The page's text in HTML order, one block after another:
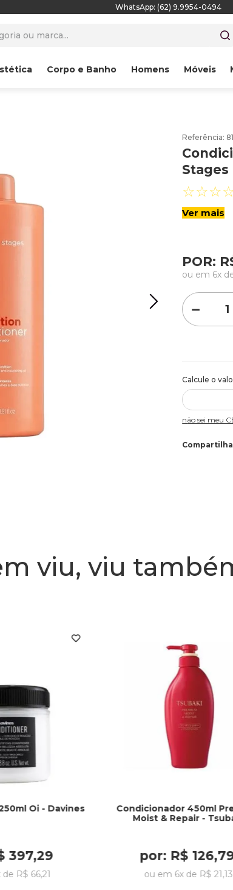
WhatsApp: (62) 9.9954-0494
Corpo e Banho Homens Móveis
Referência:
Stages
☆☆☆
Ver mais
POR:
ou em 6x
－
Não sei meu
viu, viu
Oi - Davines
397,29
de R$ 66,21
Condicionador 450ml
Moist & Repair -
por: R$ 126,
ou em 6x de R$ 21,13